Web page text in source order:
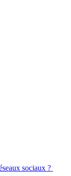
sociaux ?